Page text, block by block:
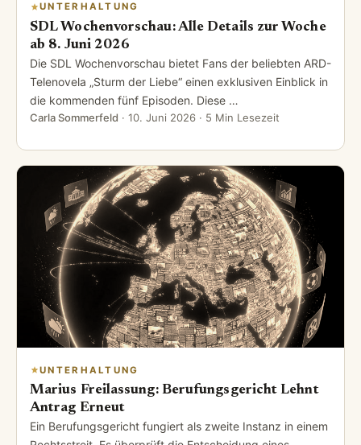
UNTERHALTUNG
SDL Wochenvorschau: Alle Details zur Woche
ab 8. Juni 2026
Die SDL Wochenvorschau bietet Fans der beliebten ARD-
Telenovela „Sturm der Liebe“ einen exklusiven Einblick in
die kommenden fünf Episoden. Diese …
Carla Sommerfeld · 10. Juni 2026 · 5 Min Lesezeit
UNTERHALTUNG
Marius Freilassung: Berufungsgericht Lehnt
Antrag Erneut
Ein Berufungsgericht fungiert als zweite Instanz in einem